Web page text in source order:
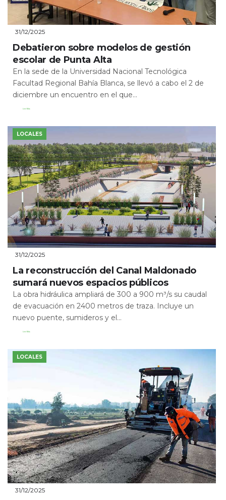
31/12/2025
Debatieron sobre modelos de gestión
escolar de Punta Alta
En la sede de la Universidad Nacional Tecnológica
Facultad Regional Bahía Blanca, se llevó a cabo el 2 de
diciembre un encuentro en el que...
Leer Más
LOCALES
31/12/2025
La reconstrucción del Canal Maldonado
sumará nuevos espacios públicos
La obra hidráulica ampliará de 300 a 900 m³/s su caudal
de evacuación en 2400 metros de traza. Incluye un
nuevo puente, sumideros y el...
Leer Más
LOCALES
31/12/2025